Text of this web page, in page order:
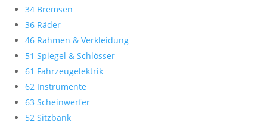
34 Bremsen
36 Räder
46 Rahmen & Verkleidung
51 Spiegel & Schlösser
61 Fahrzeugelektrik
62 Instrumente
63 Scheinwerfer
52 Sitzbank